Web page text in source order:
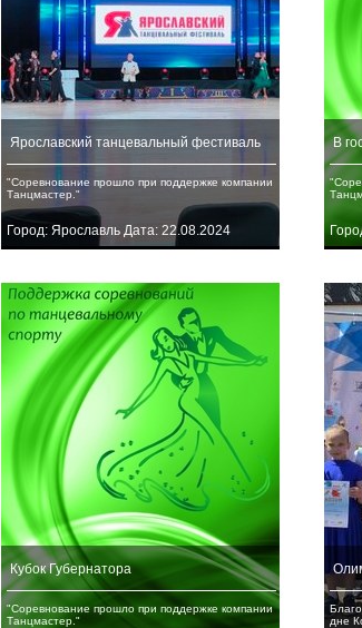
Ярославский танцевальный фестиваль
"Соревнование прошло при поддержке компании
Танцмастер."
Город: Ярославль Дата: 22.08.2024
В
Кубок Губернатора
"Соревнование прошло при поддержке компании
Танцмастер."
дне